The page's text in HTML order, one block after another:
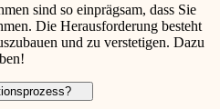
sind so einprägsam, dass Sie
Die Herausforderung besteht
und zu verstetigen. Dazu